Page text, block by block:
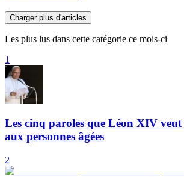
Charger plus d'articles
Les plus lus dans cette catégorie ce mois-ci
1
Les cinq paroles que Léon XIV
aux personnes âgées
2